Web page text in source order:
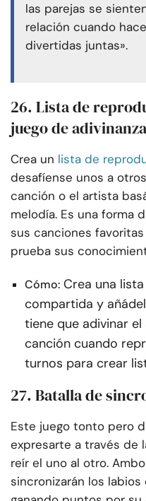
las parejas se
relación cuando
divertidas juntas».
26. Lista de
juego de
Crea un lista de
desafíense unos a
canción o el artista
melodía. Es una forma
sus canciones
prueba sus
Cómo: Crea una
compartida y
tiene que adivinar
canción cuando
turnos para crear
27. Batalla de
Este juego tonto pero
expresarte a través de
reír el uno al otro.
sincronizarán los